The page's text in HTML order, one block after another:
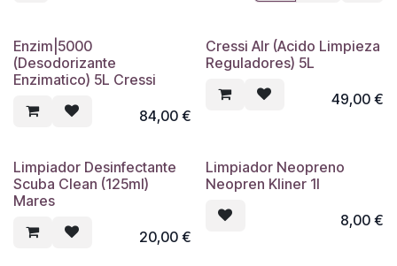
Enzim|5000
(Desodorizante
Enzimatico) 5L Cressi
84,00€
Cressi Alr (Acido Limpieza
Reguladores) 5L
49,00€
Limpiador Desinfectante
Scuba Clean (125ml)
Mares
20,00€
Limpiador Neopreno
Neopren Kliner 1l
8,00€